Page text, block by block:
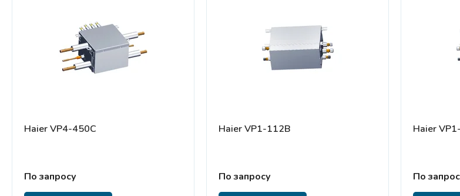
Haier VP4-450C
По запросу
Haier VP1-112B
По запросу
Haier
По